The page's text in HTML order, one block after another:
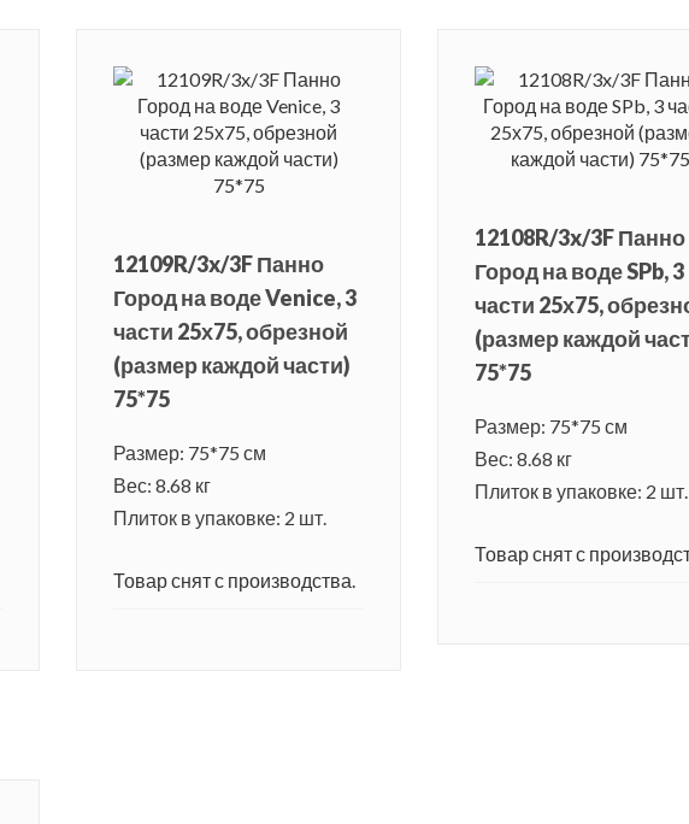
12109R/3x/3F Панно
Город на воде Venice, 3
части 25х75, обрезной
(размер каждой части)
75*75
Размер: 75*75 см
Вес: 8.68 кг
Плиток в упаковке: 2 шт.
Товар снят с производства.
12108R/3x/3F Панно
Город на воде SPb, 3
части 25х75,
(размер каждой
75*75
Размер: 75*75 см
Вес: 8.68 кг
Плиток в упаковке: 2 шт.
Товар снят с